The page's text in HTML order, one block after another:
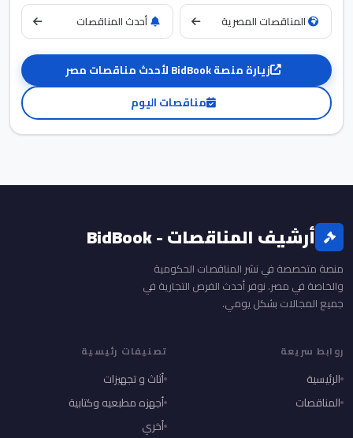
المناقصات المصرية أحدث المناقصات
زيارة منصة BidBook لأحدث مناقصات مصر
مناقصات اليوم
أرشيف المناقصات - BidBook
منصة متخصصة في نشر المناقصات الحكومية
والخاصة في مصر. نوفر أحدث الفرص التجارية في
جميع المجالات بشكل يومي.
روابط سريعة
الرئيسية
المناقصات
تصنيفات رئيسية
أثاث و تجهيزات
أجهزه مطبعيه وكتابية
أخري